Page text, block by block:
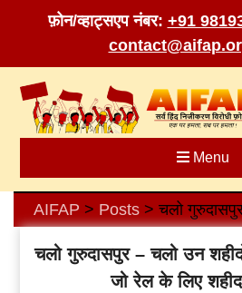
फ़ोन/व्हाट्सएप नंबर: +91
content
Menu
AIFAP > Posts>
चलो गुरुदासपुर – चलो उन
जो रेल के लिए